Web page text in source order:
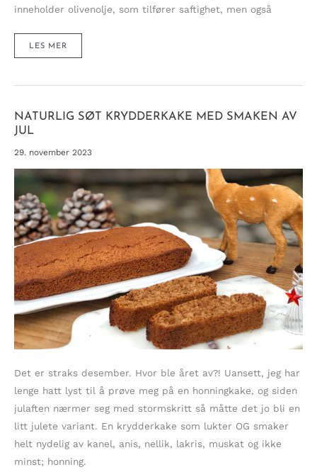
inneholder olivenolje, som tilfører saftighet, men også
TRIPPEL
MED
(SUKKER-
LES MER
NATURLIG SØT KRYDDERKAKE MED SMAKEN AV
JUL
29. november 2023
Det er straks desember. Hvor ble året av?! Uansett, jeg har
lenge hatt lyst til å prøve meg på en honningkake, og siden
julaften nærmer seg med stormskritt så måtte det jo bli en
litt julete variant. En krydderkake som lukter OG smaker
helt nydelig av kanel, anis, nellik, lakris, muskat og ikke
minst; honning.